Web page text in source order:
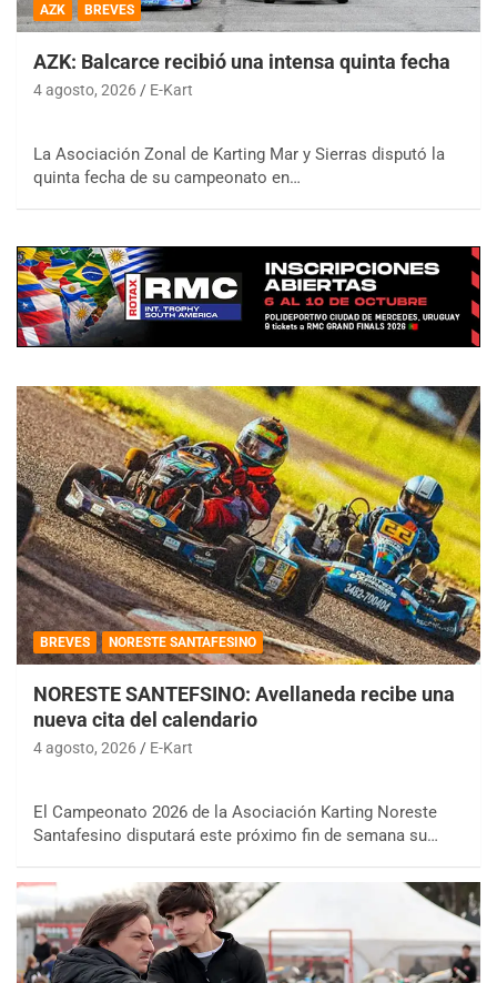
AZK BREVES
AZK: Balcarce recibió una intensa quinta fecha
4 agosto, 2026 E-Kart
La Asociación Zonal de Karting Mar y Sierras disputó la
quinta fecha de su campeonato en…
BREVES NORESTE SANTAFESINO
NORESTE SANTEFSINO: Avellaneda recibe una
nueva cita del calendario
4 agosto, 2026 E-Kart
El Campeonato 2026 de la Asociación Karting Noreste
Santafesino disputará este próximo fin de semana su…